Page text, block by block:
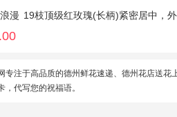
漫 19枝顶级红玫瑰(长柄)紧密居中，外围满天星丰
专注于高品质的德州鲜花速递、德州花店送
，代写您的祝福语。